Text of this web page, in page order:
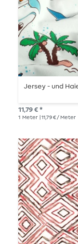
Jersey - und
11,79 € *
1 Meter | 11,79 € / Meter